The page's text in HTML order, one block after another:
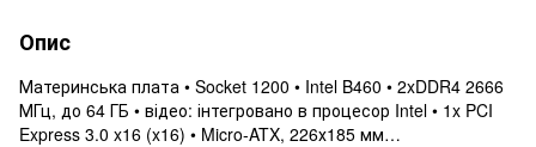
Опис
Материнська плата • Socket 1200 • Intel B460 • 2xDDR4 2666
МГц, до 64 ГБ • відео: інтегровано в процесор Intel • 1x PCI
Express 3.0 x16 (x16) • Micro-ATX, 226х185 мм…